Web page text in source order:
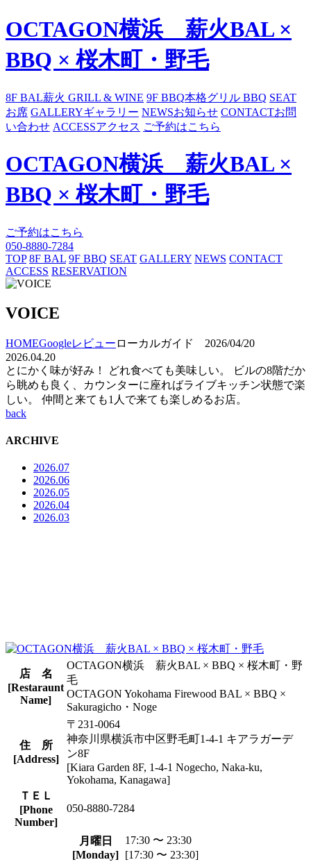
OCTAGON横浜 薪火BAL ×
BBQ × 桜木町・野毛
8F BAL薪火 GRILL & WINE 9F BBQ本格グリル BBQ SEAT
お席 GALLERYギャラリー NEWSお知らせ CONTACTお問
い合わせ ACCESSアクセス ご予約はこちら
OCTAGON横浜 薪火BAL ×
BBQ × 桜木町・野毛
ご予約はこちら
050-8880-7284
TOP 8F BAL 9F BBQ SEAT GALLERY NEWS CONTACT
ACCESS RESERVATION
VOICE
HOMEGoogleレビュー ローカルガイド 2026/04/20
2026.04.20
とにかく味が好み！ どれ食べても美味しい。 ビルの8階だか
ら眺めも良く、カウンターに座ればライブキッチン状態で楽
しい。 仲間と来ても1人で来ても楽しめるお店。
back
ARCHIVE
2026.07
2026.06
2026.05
2026.04
2026.03
店 名
[Restaraunt
Name]
OCTAGON横浜 薪火BAL × BBQ × 桜木町・野
毛
OCTAGON Yokohama Firewood BAL × BBQ ×
Sakuragicho・Noge
住 所
[Address]
〒231-0064
神奈川県横浜市中区野毛町1-4-1 キアラガーデ
ン8F
[Kiara Garden 8F, 1-4-1 Nogecho, Naka-ku,
Yokohama, Kanagawa]
ＴＥＬ
[Phone
Number]
050-8880-7284
月曜日
[Monday]
17:30 〜 23:30
[17:30 〜 23:30]